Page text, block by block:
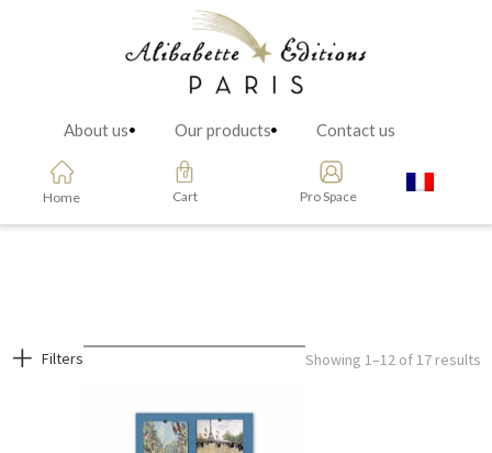
About us Our products Contact us
Home Cart Pro Space
Filters Showing 1–12 of 17 results